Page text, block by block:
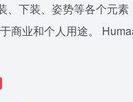
下装、姿势等各个元
商业和个人用途。